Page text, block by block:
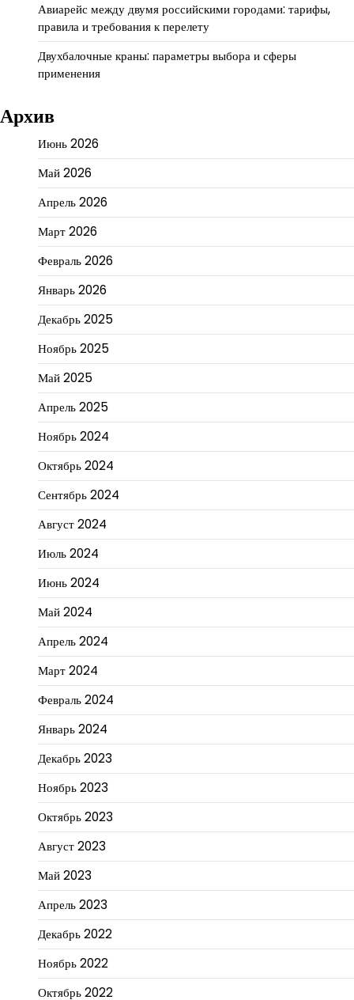
Авиарейс между двумя российскими городами: тарифы,
правила и требования к перелету
Двухбалочные краны: параметры выбора и сферы
применения
Архив
Июнь 2026
Май 2026
Апрель 2026
Март 2026
Февраль 2026
Январь 2026
Декабрь 2025
Ноябрь 2025
Май 2025
Апрель 2025
Ноябрь 2024
Октябрь 2024
Сентябрь 2024
Август 2024
Июль 2024
Июнь 2024
Май 2024
Апрель 2024
Март 2024
Февраль 2024
Январь 2024
Декабрь 2023
Ноябрь 2023
Октябрь 2023
Август 2023
Май 2023
Апрель 2023
Декабрь 2022
Ноябрь 2022
Октябрь 2022